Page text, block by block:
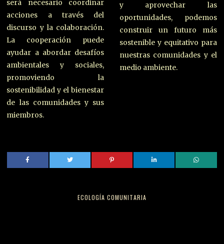
será necesario coordinar
acciones a través del
discurso y la colaboración.
La cooperación puede
ayudar a abordar desafíos
ambientales y sociales,
promoviendo la
sostenibilidad y el bienestar
de las comunidades y sus
miembros.
y aprovechar las
oportunidades, podemos
construir un futuro más
sostenible y equitativo para
nuestras comunidades y el
medio ambiente.
ECOLOGÍA COMUNITARIA